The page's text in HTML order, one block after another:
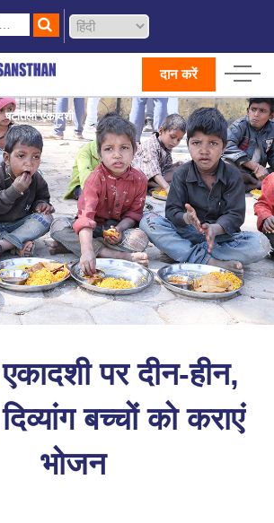
दान करें
षटतिला एकादशी
पर दीन-हीन,
बच्चों को कराएं
भोजन